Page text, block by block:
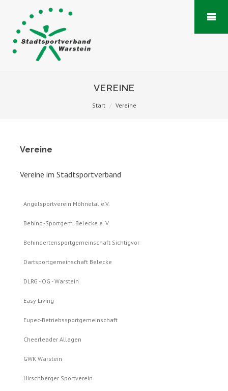
VEREINE
Start Vereine
Vereine
Vereine im Stadtsportverband
Angelsportverein Möhnetal e.V.
Behind.-Sportgem. Belecke e. V.
Behindertensportgemeinschaft Sichtigvor
Dartsportgemeinschaft Belecke
DLRG - OG - Warstein
Easy Living
Eupec-Betriebssportgemeinschaft
Cheerleader Allagen
GWK Warstein
Hirschberger Sportverein